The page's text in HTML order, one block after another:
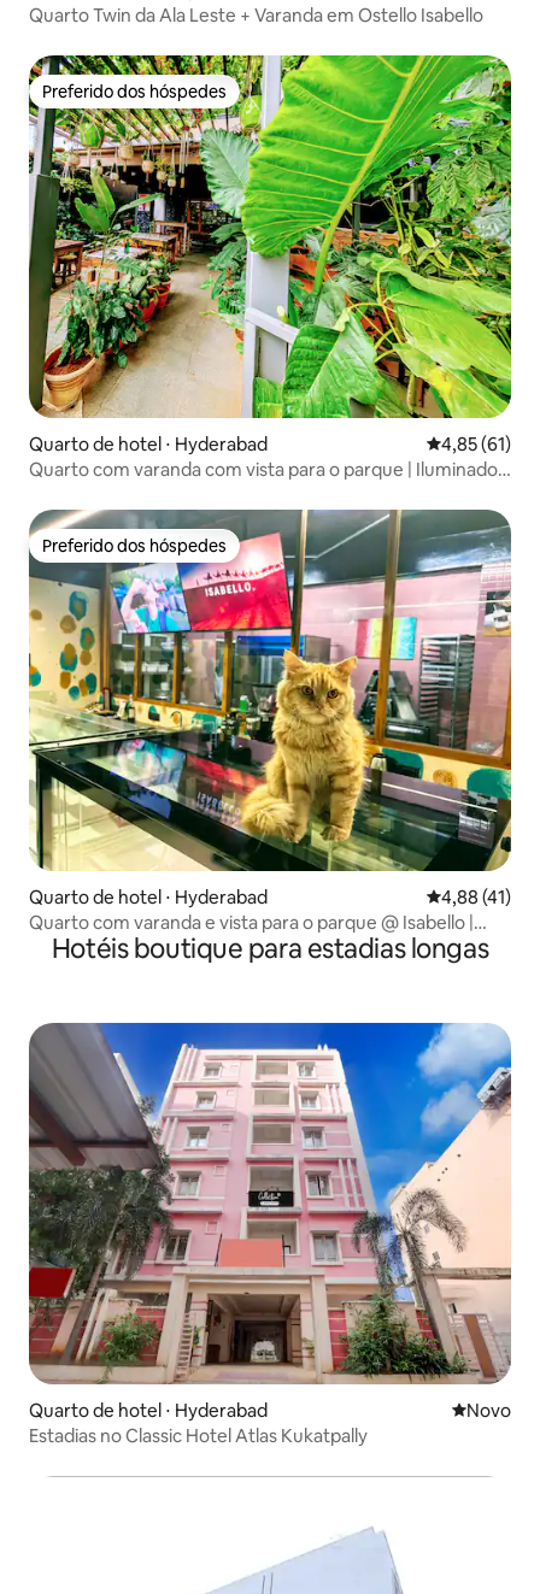
Quarto Twin da Ala Leste + Varanda em Ostello Isabello
Preferido dos hóspedes
Preferido dos hóspedes
Quarto de hotel ⋅ Hyderabad 4,85 de uma
4,85 (61)
Quarto com varanda com vista para o parque | Iluminado,
Preferido dos hóspedes
Preferido dos hóspedes
Quarto de hotel ⋅ Hyderabad 4,88 de uma
4,88 (41)
Quarto com varanda e vista para o parque @ Isabello |
Arte + Café aconchegante
Hotéis boutique para estadias longas
Quarto de hotel ⋅ Hyderabad Novo
Novo
Estadias no Classic Hotel Atlas Kukatpally